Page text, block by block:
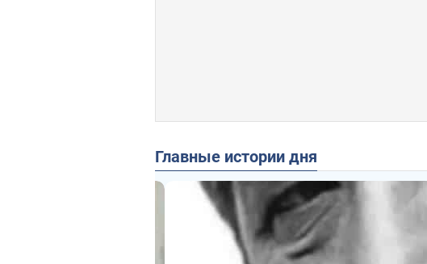
Главные истории дня